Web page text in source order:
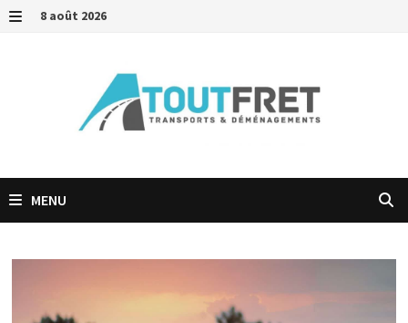
Passer8 août 2026
MENU